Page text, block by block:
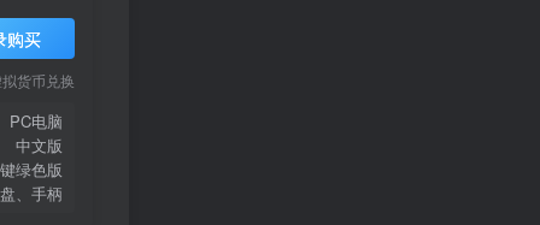
购买
货币兑换
PC电脑
中文版
绿色版
、手柄